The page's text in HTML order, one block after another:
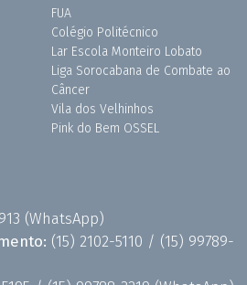
FUA
Colégio Politécnico
Lar Escola Monteiro Lobato
Liga Sorocabana de Combate ao
Câncer
Vila dos Velhinhos
Pink do Bem OSSEL
(WhatsApp)
(15) 2102-5110 / (15) 99789-